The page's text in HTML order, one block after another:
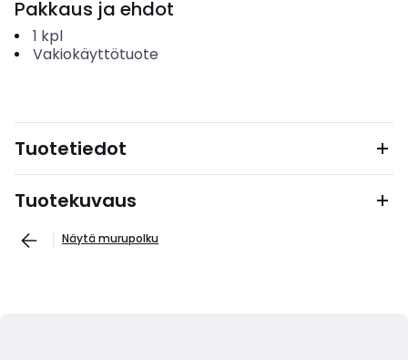
Pakkaus ja ehdot
1 kpl
Vakiokäyttötuote
Tuotetiedot
Tuotekuvaus
Näytä murupolku